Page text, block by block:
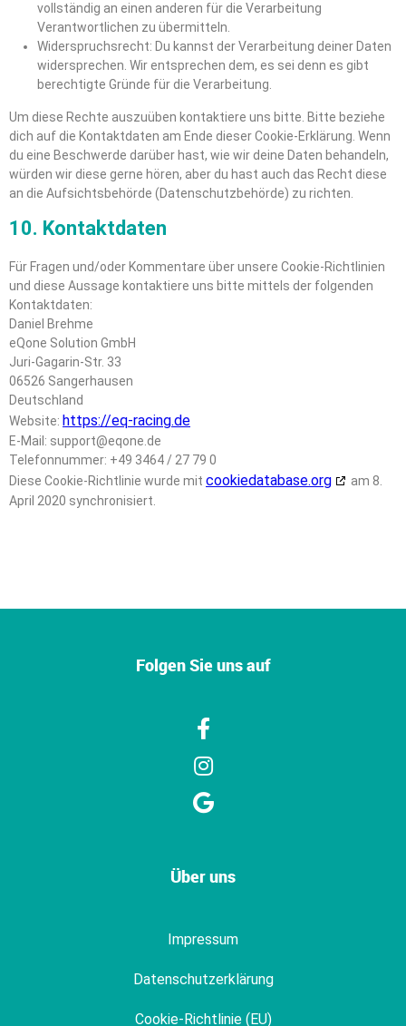
vollständig an einen anderen für die Verarbeitung
Verantwortlichen zu übermitteln.
Widerspruchsrecht: Du kannst der Verarbeitung deiner Daten
widersprechen. Wir entsprechen dem, es sei denn es gibt
berechtigte Gründe für die Verarbeitung.
Um diese Rechte auszuüben kontaktiere uns bitte. Bitte beziehe
dich auf die Kontaktdaten am Ende dieser Cookie-Erklärung. Wenn
du eine Beschwerde darüber hast, wie wir deine Daten behandeln,
würden wir diese gerne hören, aber du hast auch das Recht diese
an die Aufsichtsbehörde (Datenschutzbehörde) zu richten.
10. Kontaktdaten
Für Fragen und/oder Kommentare über unsere Cookie-Richtlinien
und diese Aussage kontaktiere uns bitte mittels der folgenden
Kontaktdaten:
Daniel Brehme
eQone Solution GmbH
Juri-Gagarin-Str. 33
06526 Sangerhausen
Deutschland
Website: https://eq-racing.de
E-Mail: support@eqone.de
Telefonnummer: +49 3464 / 27 79 0
Diese Cookie-Richtlinie wurde mit cookiedatabase.org
am 8.
April 2020 synchronisiert.
Folgen Sie uns auf
Über uns
Impressum
Datenschutzerklärung
Cookie-Richtlinie (EU)